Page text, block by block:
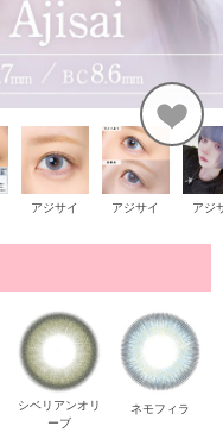
アジサイ アジサイ アジ
シベリアンオリ
ーブ
ネモフィラ